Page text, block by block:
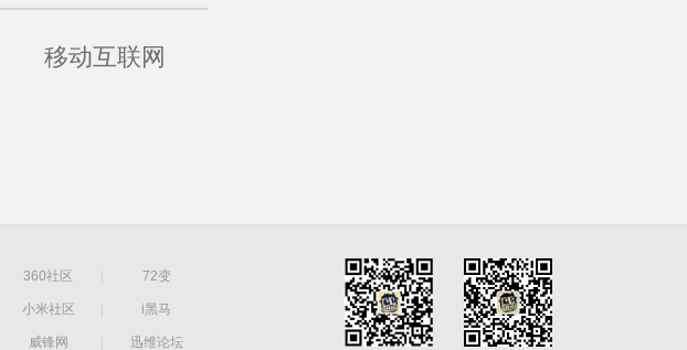
移动互联网
360社区 72变
小米社区 i黑马
威锋网 迅维论坛